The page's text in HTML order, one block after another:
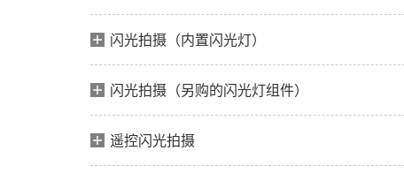
闪光拍摄（内置闪光灯）
闪光拍摄（另购的闪光灯组件）
遥控闪光拍摄